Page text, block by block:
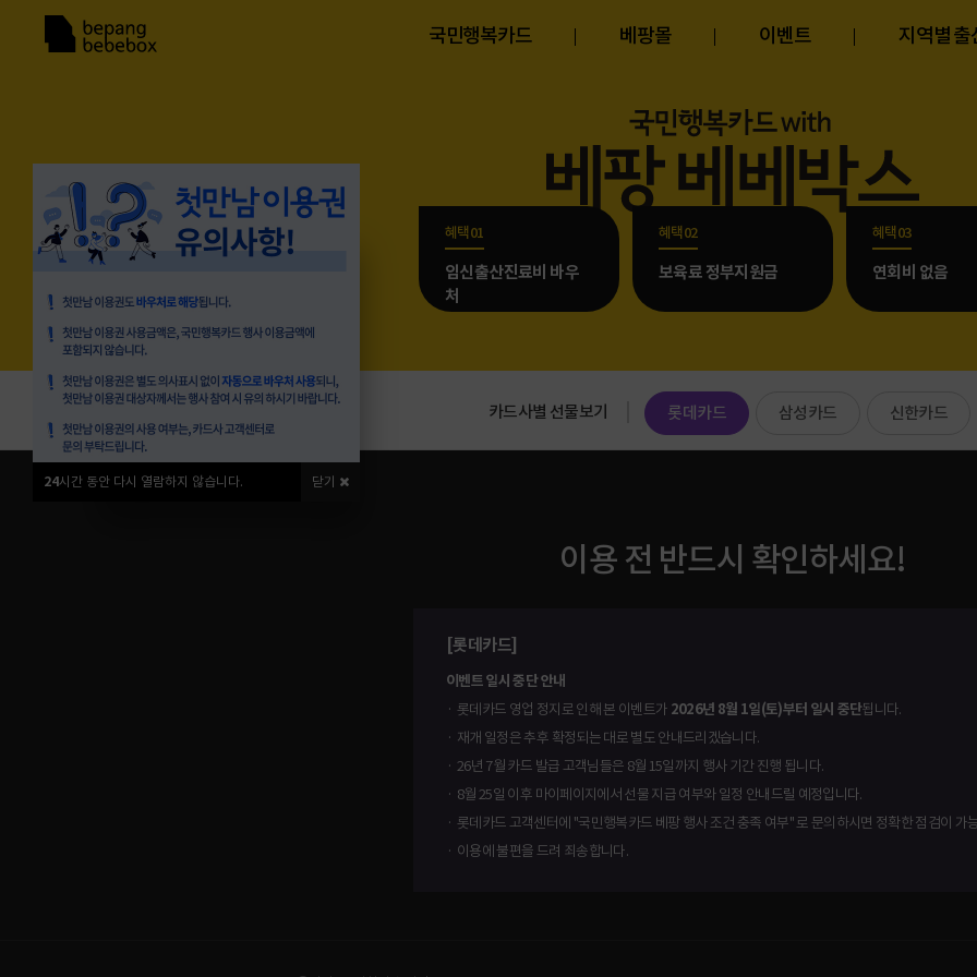
24시간 동안 다시 열람하지 않습니다. 닫기
국민행복카드 베팡몰 이벤트 지역별
혜택01
임신출산진료비 바우
처
혜택02
보육료 정부지원금
혜택03
연회비 없음
카드사별 선물보기 롯데카드 삼성카드 신한카드
이용 전 반드시 확인하세요!
[롯데카드]
이벤트 일시 중단 안내
롯데카드 영업 정지로 인해 본 이벤트가 2026년 8월 1일(토)부터 일시 중단됩니다.
재개 일정은 추후 확정되는 대로 별도 안내드리겠습니다.
26년 7월 카드 발급 고객님들은 8월 15일까지 행사 기간 진행 됩니다.
8월 25일 이후 마이페이지에서 선물 지급 여부와 일정 안내드릴 예정입니다.
롯데카드 고객센터에 "국민행복카드 베팡 행사 조건 충족 여부" 로 문의하시면 정확한 점검이 가
이용에 불편을 드려 죄송합니다.